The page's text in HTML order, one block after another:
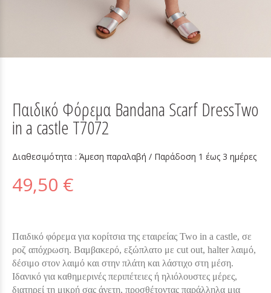
Παιδικό Φόρεμα Bandana Scarf DressTwo
in a castle T7072
Διαθεσιμότητα :Άμεση παραλαβή / Παράδoση 1 έως 3 ημέρες
49,50 €
Παιδικό φόρεμα για κορίτσια της εταιρείας Two in a castle, σε
ροζ απόχρωση. Βαμβακερό, εξώπλατο με cut out, halter λαιμό,
δέσιμο στον λαιμό και στην πλάτη και λάστιχο στη μέση.
Ιδανικό για καθημερινές περιπέτειες ή ηλιόλουστες μέρες,
διατηρεί τη μικρή σας άνετη, προσθέτοντας παράλληλα μια